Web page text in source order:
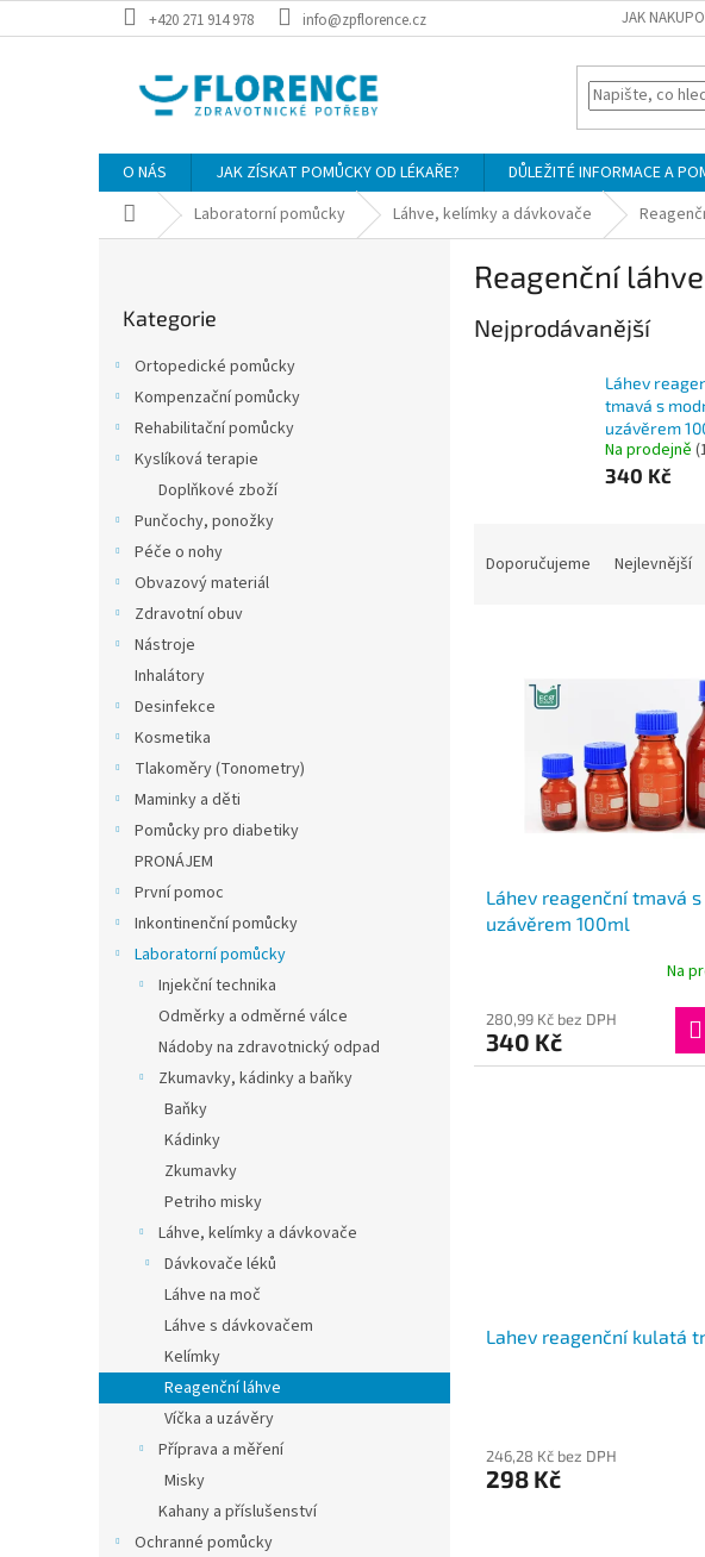
na
+420 271 914 978 info@zpflorence.cz JAK
O NÁS JAK ZÍSKAT POMŮCKY OD LÉKAŘE? DŮLEŽITÉ INFORMACE A
Domů Laboratorní pomůcky Láhve, kelímky a dávkovače
kategorie
Kategorie
Ortopedické pomůcky
Kompenzační pomůcky
Rehabilitační pomůcky
Kyslíková terapie
Doplňkové zboží
Punčochy, ponožky
Péče o nohy
Obvazový materiál
Zdravotní obuv
Nástroje
Inhalátory
Desinfekce
Kosmetika
Tlakoměry (Tonometry)
Maminky a děti
Pomůcky pro diabetiky
PRONÁJEM
První pomoc
Inkontinenční pomůcky
Laboratorní pomůcky
Injekční technika
Odměrky a odměrné válce
Nádoby na zdravotnický odpad
Zkumavky, kádinky a baňky
Baňky
Kádinky
Zkumavky
Petriho misky
Láhve, kelímky a dávkovače
Dávkovače léků
Láhve na moč
Láhve s dávkovačem
Kelímky
Reagenční láhve
Víčka a uzávěry
Příprava a měření
Misky
Kahany a příslušenství
Ochranné pomůcky
Reagenční láhve
Nejprodávanější
Láhev
tmavá s
uzávěrem
Na prodejně
340 Kč
Doporučujeme Nejlevnější
Láhev reagenční tmavá
uzávěrem 100ml
Na
280,99 Kč bez DPH
340 Kč
Lahev reagenční kulatá
246,28 Kč bez DPH
298 Kč